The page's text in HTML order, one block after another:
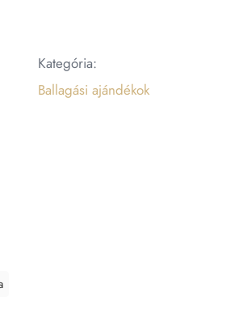
Kategória:
Ballagási ajándékok